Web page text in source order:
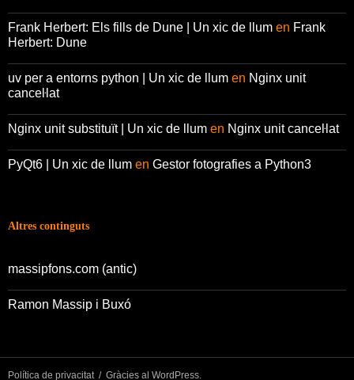
Frank Herbert: Els fills de Dune | Un xic de llum en Frank
Herbert: Dune
uv per a entorns python | Un xic de llum en Nginx unit
canceŀlat
Nginx unit substituït | Un xic de llum en Nginx unit canceŀlat
PyQt6 | Un xic de llum en Gestor fotografies a Python3
Altres continguts
massipfons.com (antic)
Ramon Massip i Buxó
Política de privacitat Gràcies al WordPress.